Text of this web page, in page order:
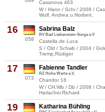
Casanova 463
W / Hann / Schi / 2009 /
Wulf, Andrea u.Norbert,
16
058
Sabrina Balz
RV Bad Liebenstein-Sorga e.V
Castella de Luca
S / Old / Schwb / 2004 /
Tremp,Rüdiger
17
073
Fabienne Tandler
RZ Hohe Warte e.V.
Chandor 16
W / CH.Wb / Db / 2008 /
Harlacher,Richard
19 Katharina Bühling